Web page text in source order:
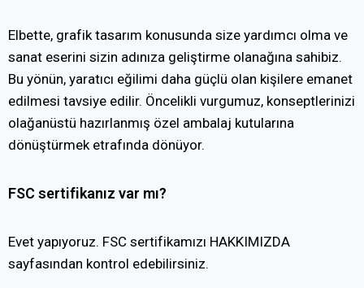
Elbette, grafik tasarım konusunda size yardımcı olma ve
sanat eserini sizin adınıza geliştirme olanağına sahibiz.
Bu yönün, yaratıcı eğilimi daha güçlü olan kişilere emanet
edilmesi tavsiye edilir. Öncelikli vurgumuz, konseptlerinizi
olağanüstü hazırlanmış özel ambalaj kutularına
dönüştürmek etrafında dönüyor.
FSC sertifikanız var mı?
Evet yapıyoruz. FSC sertifikamızı HAKKIMIZDA
sayfasından kontrol edebilirsiniz.